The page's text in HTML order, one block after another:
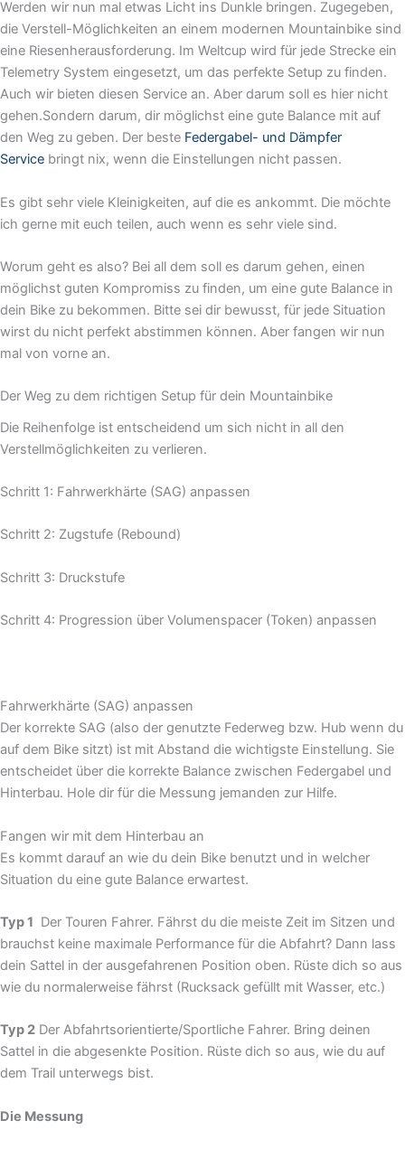
Werden wir nun mal etwas Licht ins Dunkle bringen. Zugegeben,
die Verstell-Möglichkeiten an einem modernen Mountainbike sind
eine Riesenherausforderung. Im Weltcup wird für jede Strecke ein
Telemetry System eingesetzt, um das perfekte Setup zu finden.
Auch wir bieten diesen Service an. Aber darum soll es hier nicht
gehen.Sondern darum, dir möglichst eine gute Balance mit auf
den Weg zu geben. Der beste Federgabel- und Dämpfer
Service bringt nix, wenn die Einstellungen nicht passen.
Es gibt sehr viele Kleinigkeiten, auf die es ankommt. Die möchte
ich gerne mit euch teilen, auch wenn es sehr viele sind.
Worum geht es also? Bei all dem soll es darum gehen, einen
möglichst guten Kompromiss zu finden, um eine gute Balance in
dein Bike zu bekommen. Bitte sei dir bewusst, für jede Situation
wirst du nicht perfekt abstimmen können. Aber fangen wir nun
mal von vorne an.
Der Weg zu dem richtigen Setup für dein Mountainbike
Die Reihenfolge ist entscheidend um sich nicht in all den
Verstellmöglichkeiten zu verlieren.
Schritt 1: Fahrwerkhärte (SAG) anpassen
Schritt 2: Zugstufe (Rebound)
Schritt 3: Druckstufe
Schritt 4: Progression über Volumenspacer (Token) anpassen
Fahrwerkhärte (SAG) anpassen
Der korrekte SAG (also der genutzte Federweg bzw. Hub wenn du
auf dem Bike sitzt) ist mit Abstand die wichtigste Einstellung. Sie
entscheidet über die korrekte Balance zwischen Federgabel und
Hinterbau. Hole dir für die Messung jemanden zur Hilfe.
Fangen wir mit dem Hinterbau an
Es kommt darauf an wie du dein Bike benutzt und in welcher
Situation du eine gute Balance erwartest.
Typ 1 Der Touren Fahrer. Fährst du die meiste Zeit im Sitzen und
brauchst keine maximale Performance für die Abfahrt? Dann lass
dein Sattel in der ausgefahrenen Position oben. Rüste dich so aus
wie du normalerweise fährst (Rucksack gefüllt mit Wasser, etc.)
Typ 2 Der Abfahrtsorientierte/Sportliche Fahrer. Bring deinen
Sattel in die abgesenkte Position. Rüste dich so aus, wie du auf
dem Trail unterwegs bist.
Die Messung